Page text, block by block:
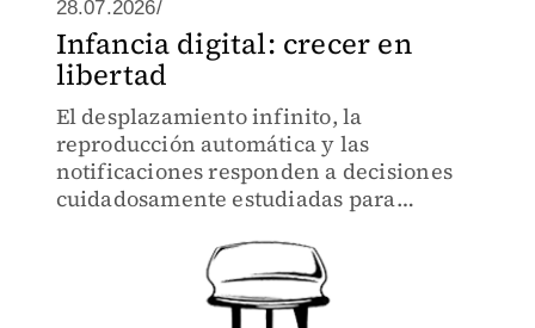
28.07.2026/
Infancia digital: crecer en
libertad
El desplazamiento infinito, la
reproducción automática y las
notificaciones responden a decisiones
cuidadosamente estudiadas para
conocer emociones y predecir conductas